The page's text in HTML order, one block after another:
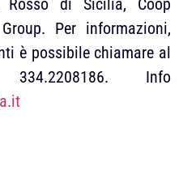
Rosso di Sicilia, Coop
Per informazioni,
è possibile chiamare al
Info